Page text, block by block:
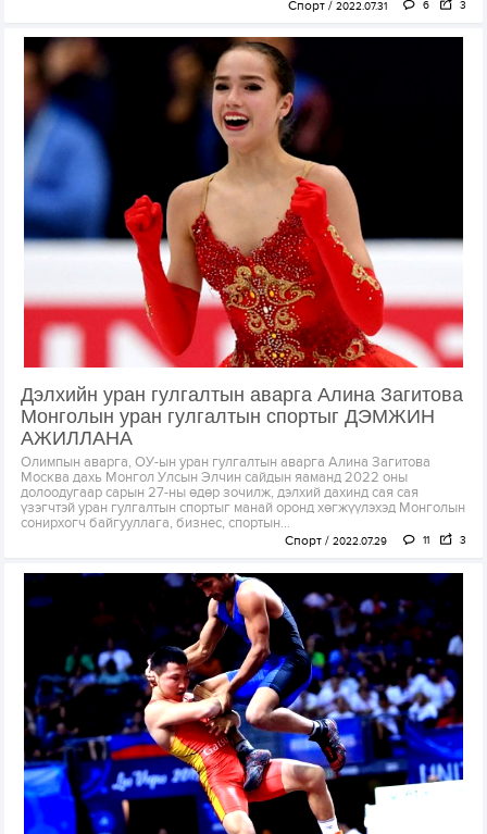
Спорт 2022.07.31 6 3
Дэлхийн уран гулгалтын аварга Алина Загитова
Монголын уран гулгалтын спортыг ДЭМЖИН
АЖИЛЛАНА
Олимпын аварга, ОУ-ын уран гулгалтын аварга Алина Загитова
Москва дахь Монгол Улсын Элчин сайдын яаманд 2022 оны
долоодугаар сарын 27-ны өдөр зочилж, дэлхий дахинд сая сая
үзэгчтэй уран гулгалтын спортыг манай оронд хөгжүүлэхэд Монголын
сонирхогч байгууллага, бизнес, спортын...
Спорт 2022.07.29 11 3